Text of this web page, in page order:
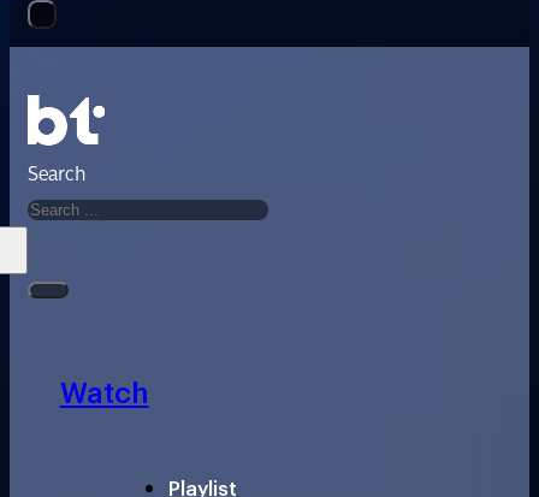
Search
Watch
Playlist